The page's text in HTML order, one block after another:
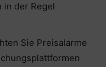
in der Regel
Sie Preisalarme